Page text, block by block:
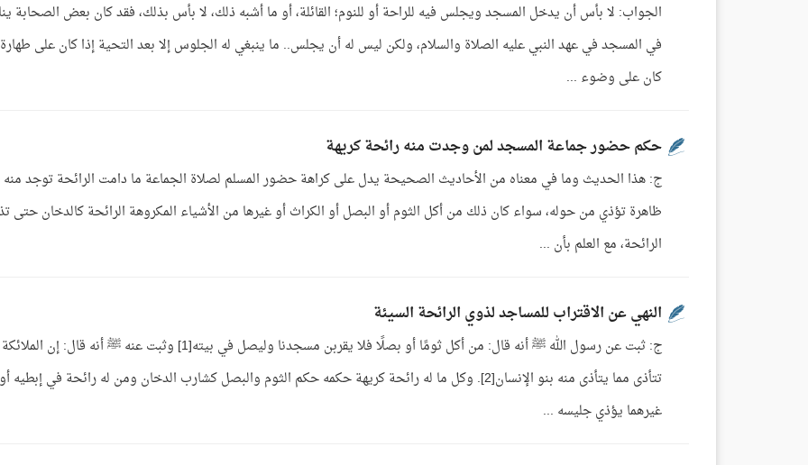
الجواب: لا بأس أن يدخل المسجد ويجلس فيه للراحة أو للنوم؛ القائلة، أو ما أشبه ذلك، لا بأس بذلك، فقد كان بعض الصحابة
في المسجد في عهد النبي عليه الصلاة والسلام، ولكن ليس له أن يجلس.. ما ينبغي له الجلوس إلا بعد التحية إذا كان على
كان على وضوء ...
حكم حضور جماعة المسجد لمن وجدت منه رائحة كريهة
ج: هذا الحديث وما في معناه من الأحاديث الصحيحة يدل على كراهة حضور المسلم لصلاة الجماعة ما دامت الرائحة توجد منه
ظاهرة تؤذي من حوله، سواء كان ذلك من أكل الثوم أو البصل أو الكراث أو غيرها من الأشياء المكروهة الرائحة كالدخان حتى
الرائحة، مع العلم بأن ...
النهي عن الاقتراب للمساجد لذوي الرائحة السيئة
ج: ثبت عن رسول الله ﷺ أنه قال: من أكل ثومًا أو بصلًا فلا يقربن مسجدنا وليصل في بيته[1] وثبت عنه ﷺ أنه قال: إن الملائكة
تتأذى مما يتأذى منه بنو الإنسان[2]. وكل ما له رائحة كريهة حكمه حكم الثوم والبصل كشارب الدخان ومن له رائحة في إبطيه أو
غيرهما يؤذي جليسه ...